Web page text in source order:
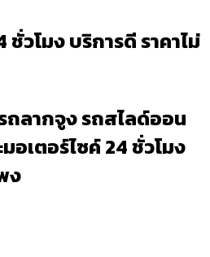
ชั่วโมง บริการดี ราคาไม่
ลากจูง รถสไลด์ออน
เตอร์ไซค์ 24 ชั่วโมง
ง